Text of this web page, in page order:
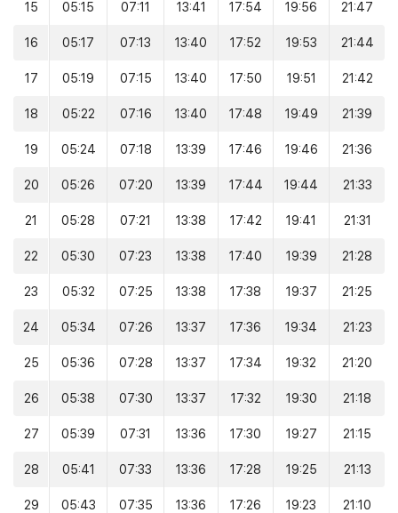
15 05:15 07:11 13:41 17:54 19:56 21:47
16 05:17 07:13 13:40 17:52 19:53 21:44
17 05:19 07:15 13:40 17:50 19:51 21:42
18 05:22 07:16 13:40 17:48 19:49 21:39
19 05:24 07:18 13:39 17:46 19:46 21:36
20 05:26 07:20 13:39 17:44 19:44 21:33
21 05:28 07:21 13:38 17:42 19:41 21:31
22 05:30 07:23 13:38 17:40 19:39 21:28
23 05:32 07:25 13:38 17:38 19:37 21:25
24 05:34 07:26 13:37 17:36 19:34 21:23
25 05:36 07:28 13:37 17:34 19:32 21:20
26 05:38 07:30 13:37 17:32 19:30 21:18
27 05:39 07:31 13:36 17:30 19:27 21:15
28 05:41 07:33 13:36 17:28 19:25 21:13
29 05:43 07:35 13:36 17:26 19:23 21:10